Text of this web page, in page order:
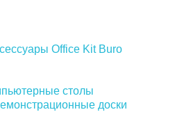
Office Kit Buro
столы
доски